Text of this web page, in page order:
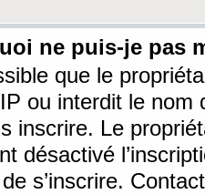
ne puis-je pas
que le
ou interdit le nom
inscrire. Le
désactivé
s’inscrire.